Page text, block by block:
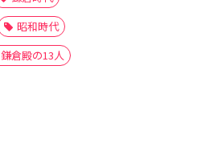
昭和時代
鎌倉殿の13人